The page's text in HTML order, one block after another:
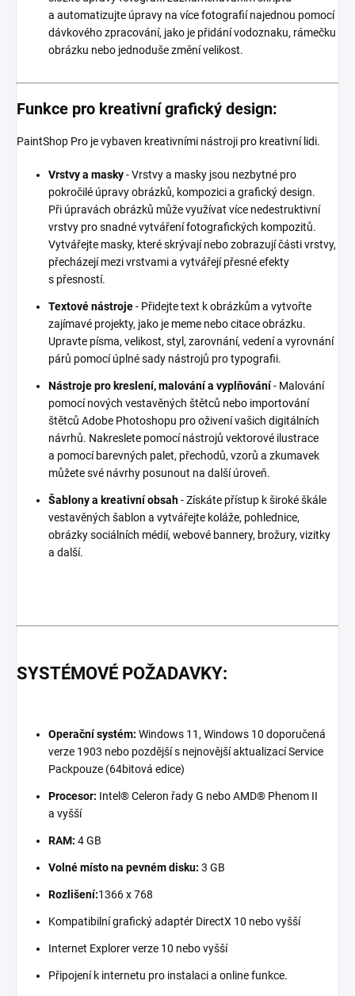
a automatizujte úpravy na více fotografií najednou pomocí
dávkového zpracování, jako je přidání vodoznaku, rámečku
obrázku nebo jednoduše změní velikost.
Funkce pro kreativní grafický design:
PaintShop Pro je vybaven kreativními nástroji pro kreativní lidi.
Vrstvy a masky- Vrstvy a masky jsou nezbytné pro
pokročilé úpravy obrázků, kompozici a grafický design.
Při úpravách obrázků může využívat více nedestruktivní
vrstvy pro snadné vytváření fotografických kompozitů.
Vytvářejte masky, které skrývají nebo zobrazují části vrstvy,
přecházejí mezi vrstvami a vytvářejí přesné efekty
s přesností.
Textové nástroje- Přidejte text k obrázkům a vytvořte
zajímavé projekty, jako je meme nebo citace obrázku.
Upravte písma, velikost, styl, zarovnání, vedení a vyrovnání
párů pomocí úplné sady nástrojů pro typografii.
Nástroje pro kreslení, malování a vyplňování- Malování
pomocí nových vestavěných štětců nebo importování
štětců Adobe Photoshopu pro oživení vašich digitálních
návrhů. Nakreslete pomocí nástrojů vektorové ilustrace
a pomocí barevných palet, přechodů, vzorů a zkumavek
můžete své návrhy posunout na další úroveň.
Šablony a kreativní obsah- Získáte přístup k široké škále
vestavěných šablon a vytvářejte koláže, pohlednice,
obrázky sociálních médií, webové bannery, brožury, vizitky
a další.
SYSTÉMOVÉ POŽADAVKY:
Operační systém: Windows 11, Windows 10 doporučená
verze 1903 nebo pozdější s nejnovější aktualizací Service
Packpouze (64bitová edice)
Procesor: Intel® Celeron řady G nebo AMD® Phenom II
a vyšší
RAM: 4 GB
Volné místo na pevném disku: 3 GB
Rozlišení:1366 x 768
Kompatibilní grafický adaptér DirectX 10 nebo vyšší
Internet Explorer verze 10 nebo vyšší
Připojení k internetu pro instalaci a online funkce.